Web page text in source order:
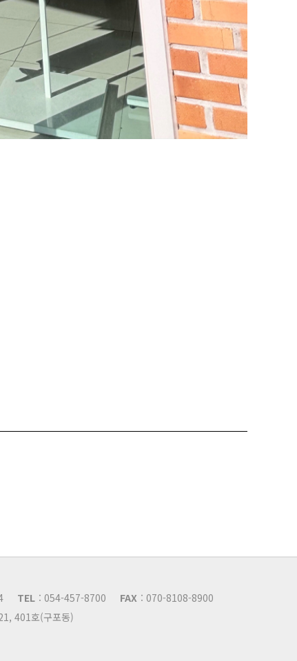
TEL : 054-457-8700 FAX : 070-8108-8900
401호(구포동)